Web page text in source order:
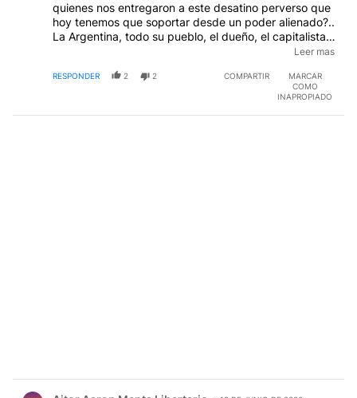
quienes nos entregaron a este desatino perverso que
hoy tenemos que soportar desde un poder alienado?..
La Argentina, todo su pueblo, el dueño, el capitalista,
eltrabajador, el profesor o el estudiante, votaron por
¿no se dan cuenta?. Ya no éramos un pueblo "feliz
Leer mas
RESPONDER 2 2 COMPARTIR
MARCAR
COMO
INAPROPIADO